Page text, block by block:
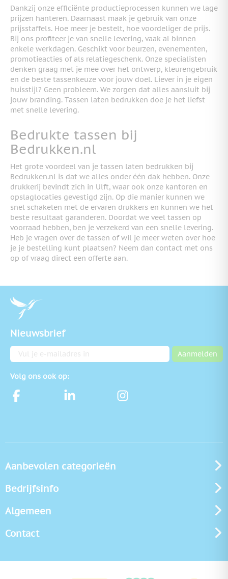
Dankzij onze efficiënte productieprocessen kunnen we lage
prijzen hanteren. Daarnaast maak je gebruik van onze
prijsstaffels. Hoe meer je bestelt, hoe voordeliger de prijs.
Bij ons profiteer je van snelle levering, vaak al binnen
enkele werkdagen. Geschikt voor beurzen, evenementen,
promotieacties of als relatiegeschenk. Onze specialisten
denken graag met je mee over het ontwerp, kleurengebruik
en de beste tassenkeuze voor jouw doel. Liever in je eigen
huisstijl? Geen probleem. We zorgen dat alles aansluit bij
jouw branding. Tassen laten bedrukken doe je het liefst
met snelle levering.
Bedrukte tassen bij
Bedrukken.nl
Het grote voordeel van je tassen laten bedrukken bij
Bedrukken.nl is dat we alles onder één dak hebben. Onze
drukkerij bevindt zich in Ulft, waar ook onze kantoren en
opslaglocaties gevestigd zijn. Op die manier kunnen we
snel schakelen met de ervaren drukkers en kunnen we het
beste resultaat garanderen. Doordat we veel tassen op
voorraad hebben, ben je verzekerd van een snelle levering.
Heb je vragen over de tassen of wil je meer weten over hoe
je je bestelling kunt plaatsen? Neem dan contact met ons
op of vraag direct een offerte aan.
Nieuwsbrief
E-mailadres Aanmelden
Volg ons ook op:
Aanbevolen categorieën
Bedrijfsinfo
Algemeen
Contact